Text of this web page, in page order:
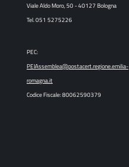
Viale Aldo Moro, 50 - 40127 Bologna
Tel. 051 5275226
PEC:
PEIAssemblea@postacert.regione.emilia-
romagna.it
Codice Fiscale: 80062590379